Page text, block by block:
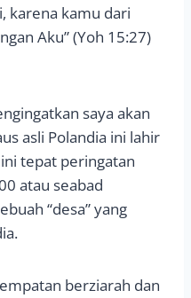
karena kamu dari
Aku” (Yoh 15:27)
saya akan
asli Polandia ini lahir
tepat peringatan
atau seabad
“desa” yang
berziarah dan